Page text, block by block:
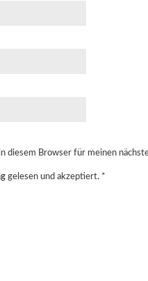
diesem Browser für meinen
gelesen und akzeptiert. *